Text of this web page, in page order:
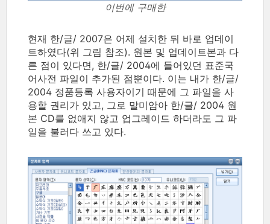
이번에 구매한
현재 한/글/ 2007은 어제 설치한 뒤 바로 업데이
트하였다(위 그림 참조). 원본 및 업데이트본과 다
른 점이 있다면, 한/글/ 2004에 들어있던 표준국
어사전 파일이 추가된 점뿐이다. 이는 내가 한/글/
2004 정품등록 사용자이기 때문에 그 파일을 사
용할 권리가 있고, 그로 말미암아 한/글/ 2004 원
본 CD를 없애지 않고 업그레이드 하더라도 그 파
일을 불러다 쓰고 있다.